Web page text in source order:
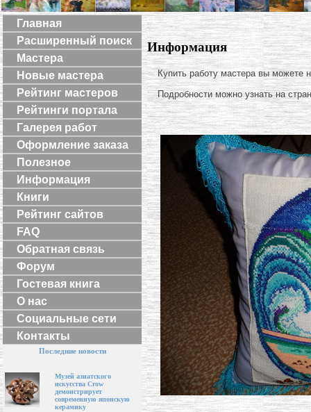
Главная
Расширенный поиск
Мастера
Новые мастера
Рейтинг мастеров
Рейтинги портала
Галерея работ
Оформление заказа
Полезное
Информация
Книги
Рейтинг сайтов
FAQ
Обратная связь
Форум
Гостевая книга
О нас
Социальные сети
Контакты
Последние новости
Музей азиатского
искусства Crow
демонстрирует
современную японскую
керамику
Информация
Купить работу мастера вы можете
Подробности можно узнать на